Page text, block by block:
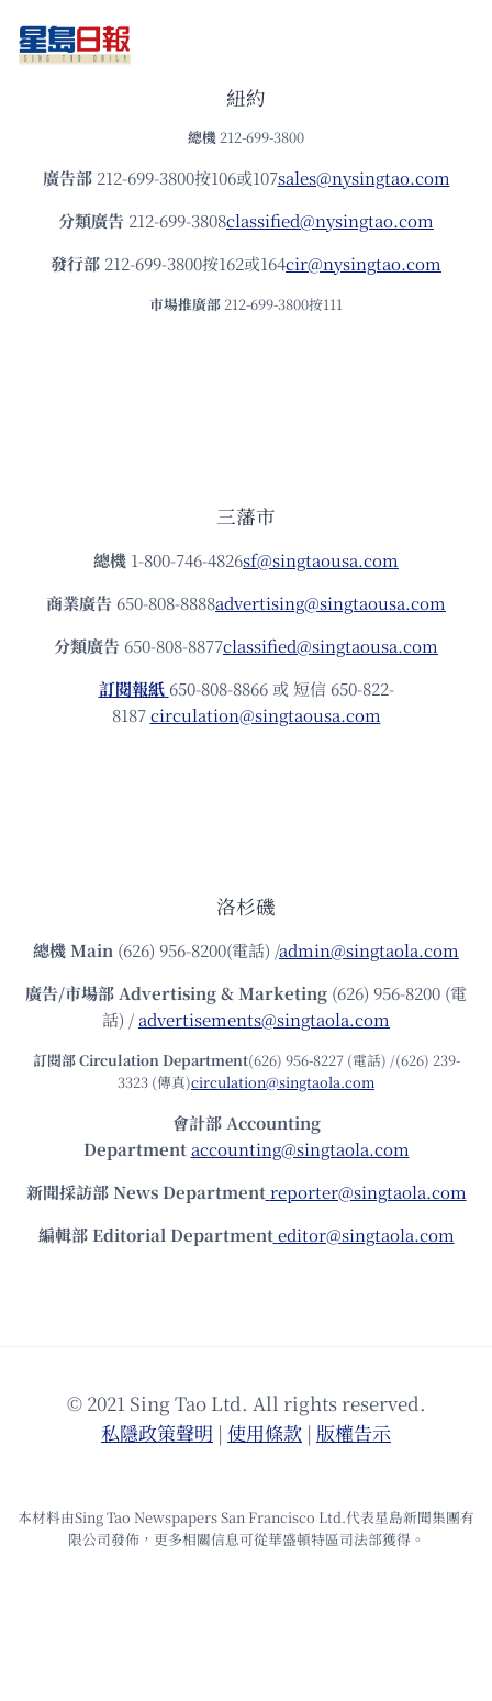
紐約
總機 212-699-3800
廣告部212-699-3800按106或107sales@nysingtao.com
分類廣告 212-699-3808classified@nysingtao.com
發⾏部 212-699-3800按162或164cir@nysingtao.com
市場推廣部 212-699-3800按111
三藩市
總機 1-800-746-4826sf@singtaousa.com
商業廣告 650-808-8888advertising@singtaousa.com
分類廣告 650-808-8877classified@singtaousa.com
訂閱報紙 650-808-8866 或 短信 650-822-
8187circulation@singtaousa.com
洛杉磯
總機Main (626) 956-8200(電話) /admin@singtaola.com
廣告/市場部Advertising & Marketing (626) 956-8200 (電
話) /advertisements@singtaola.com
訂閱部 Circulation Department(626) 956-8227 (電話) /(626) 239-
3323 (傳真)circulation@singtaola.com
會計部 Accounting
Department accounting@singtaola.com
新聞採訪部 News Department reporter@singtaola.com
編輯部 Editorial Department editor@singtaola.com
© 2021 Sing Tao Ltd. All rights reserved.
私隱政策聲明 | 使⽤條款 | 版權告⽰
本材料由Sing Tao Newspapers San Francisco Ltd.代表星島新聞集團有
限公司發佈，更多相關信息可從華盛頓特區司法部獲得。